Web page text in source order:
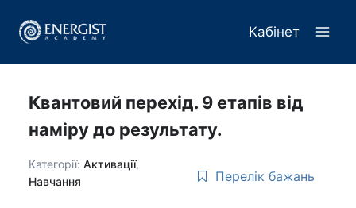
Кабінет
Квантовий перехід. 9 етапів від
наміру до результату.
Категорії: Активації,
Навчання
Перелік бажань